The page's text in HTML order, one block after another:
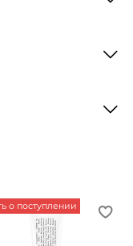
о поступлении